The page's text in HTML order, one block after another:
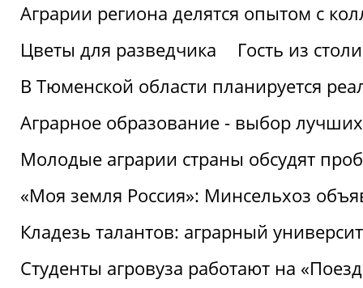
Аграрии региона делятся опытом с
Цветы для разведчика
Гость из
В Тюменской области планируется
Аграрное образование - выбор лучших
Молодые аграрии страны обсудят
«Моя земля Россия»: Минсельхоз
Кладезь талантов: аграрный
Студенты агровуза работают на